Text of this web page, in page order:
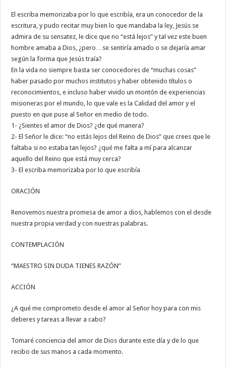
El escriba memorizaba por lo que escribía, era un conocedor de la
escritura, y pudo recitar muy bien lo que mandaba la ley, Jesús se
admira de su sensatez, le dice que no “está lejos” y tal vez este buen
hombre amaba a Dios, ¿pero…se sentiría amado o se dejaría amar
según la forma que Jesús traía?
En la vida no siempre basta ser conocedores de “muchas cosas”
haber pasado por muchos institutos y haber obtenido títulos o
reconocimientos, e incluso haber vivido un montón de experiencias
misioneras por el mundo, lo que vale es la Calidad del amor y el
puesto en que puse al Señor en medio de todo.
1- ¿Sientes el amor de Dios? ¿de qué manera?
2- El Señor le dice: “no estás lejos del Reino de Dios” que crees que le
faltaba si no estaba tan lejos? ¿qué me falta a mí para alcanzar
aquello del Reino que está muy cerca?
3- El escriba memorizaba por lo que escribía
ORACIÓN
Renovemos nuestra promesa de amor a dios, hablemos con el desde
nuestra propia verdad y con nuestras palabras.
CONTEMPLACIÓN
“MAESTRO SIN DUDA TIENES RAZÓN”
ACCIÓN
¿A qué me comprometo desde el amor al Señor hoy para con mis
deberes y tareas a llevar a cabo?
Tomaré conciencia del amor de Dios durante este día y de lo que
recibo de sus manos a cada momento.